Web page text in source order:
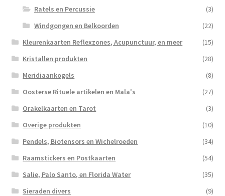
Ratels en Percussie
(3)
Windgongen en Belkoorden
(22)
Kleurenkaarten Reflexzones, Acupunctuur, en meer
(15)
Kristallen produkten
(28)
Meridiaankogels
(8)
Oosterse Rituele artikelen en Mala's
(27)
Orakelkaarten en Tarot
(3)
Overige produkten
(10)
Pendels, Biotensors en Wichelroeden
(34)
Raamstickers en Postkaarten
(54)
Salie, Palo Santo, en Florida Water
(35)
Sieraden divers
(9)